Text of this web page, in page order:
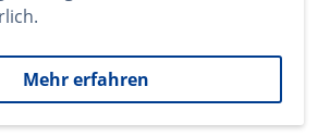
Mehr erfahren